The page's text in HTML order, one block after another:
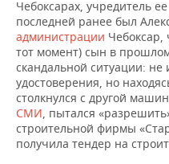
Чебоксарах, учредитель
последней ранее был
администрации
тот момент) сын в прошлом
скандальной ситуации: не
удостоверения, но
столкнулся с другой
СМИ, пытался
строительной фирмы
получила тендер на